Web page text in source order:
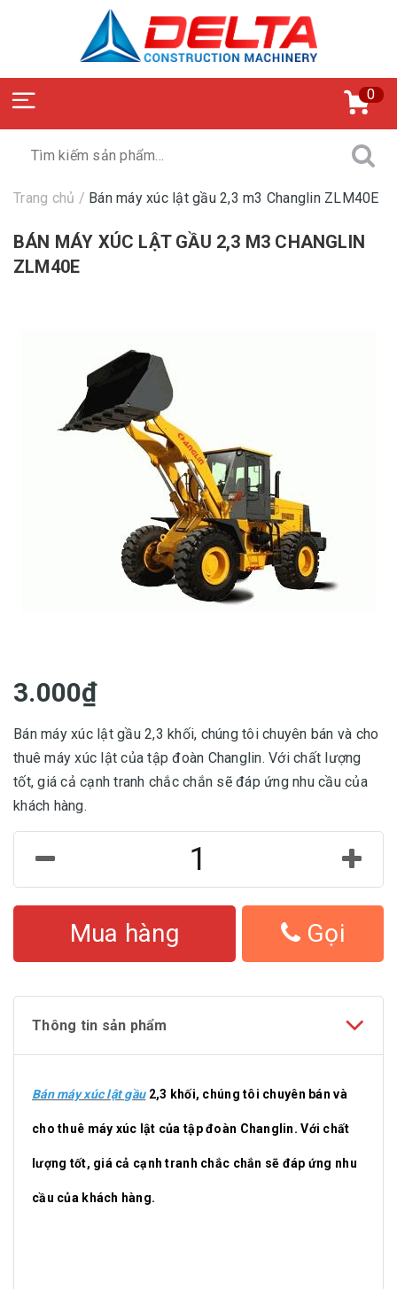
0
Trang chủ / Bán máy xúc lật gầu 2,3 m3 Changlin ZLM40E
BÁN MÁY XÚC LẬT GẦU 2,3 M3 CHANGLIN
ZLM40E
3.000₫
Bán máy xúc lật gầu 2,3 khối, chúng tôi chuyên bán và cho
thuê máy xúc lật của tập đoàn Changlin. Với chất lượng
tốt, giá cả cạnh tranh chắc chắn sẽ đáp ứng nhu cầu của
khách hàng.
Mua hàng Gọi
Thông tin sản phẩm
Bán máy xúc lật gầu 2,3 khối, chúng tôi chuyên bán và
cho thuê máy xúc lật của tập đoàn Changlin. Với chất
lượng tốt, giá cả cạnh tranh chắc chắn sẽ đáp ứng nhu
cầu của khách hàng.